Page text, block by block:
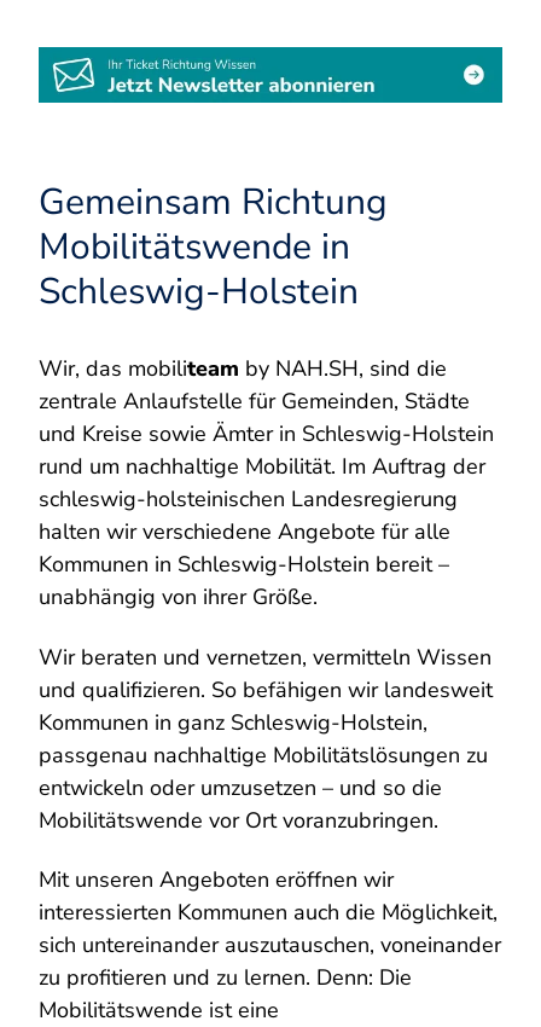
Gemeinsam Richtung
Mobilitätswende in
Schleswig-Holstein
Wir, das mobiliteam by NAH.SH, sind die
zentrale Anlaufstelle für Gemeinden, Städte
und Kreise sowie Ämter in Schleswig-Holstein
rund um nachhaltige Mobilität. Im Auftrag der
schleswig-holsteinischen Landesregierung
halten wir verschiedene Angebote für alle
Kommunen in Schleswig-Holstein bereit –
unabhängig von ihrer Größe.
Wir beraten und vernetzen, vermitteln Wissen
und qualifizieren. So befähigen wir landesweit
Kommunen in ganz Schleswig-Holstein,
passgenau nachhaltige Mobilitätslösungen zu
entwickeln oder umzusetzen – und so die
Mobilitätswende vor Ort voranzubringen.
Mit unseren Angeboten eröffnen wir
interessierten Kommunen auch die Möglichkeit,
sich untereinander auszutauschen, voneinander
zu profitieren und zu lernen. Denn: Die
Mobilitätswende ist eine